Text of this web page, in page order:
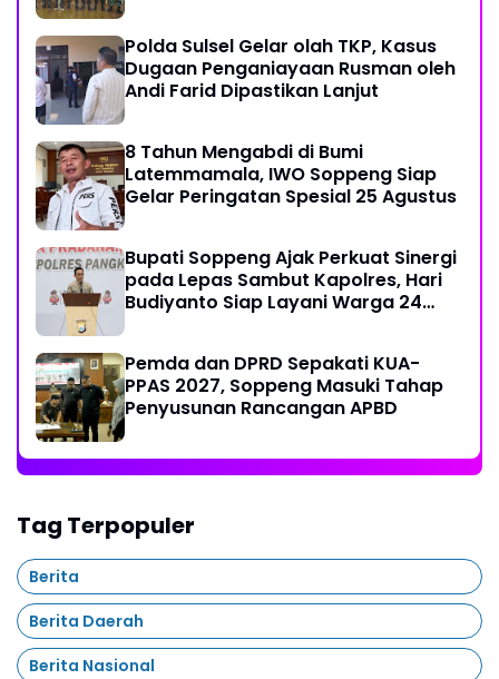
Polda Sulsel Gelar olah TKP, Kasus
Dugaan Penganiayaan Rusman oleh
Andi Farid Dipastikan Lanjut
8 Tahun Mengabdi di Bumi
Latemmamala, IWO Soppeng Siap
Gelar Peringatan Spesial 25 Agustus
Bupati Soppeng Ajak Perkuat Sinergi
pada Lepas Sambut Kapolres, Hari
Budiyanto Siap Layani Warga 24
Pemda dan DPRD Sepakati KUA-
PPAS 2027, Soppeng Masuki Tahap
Penyusunan Rancangan APBD
Tag Terpopuler
Berita
Berita Daerah
Berita Nasional